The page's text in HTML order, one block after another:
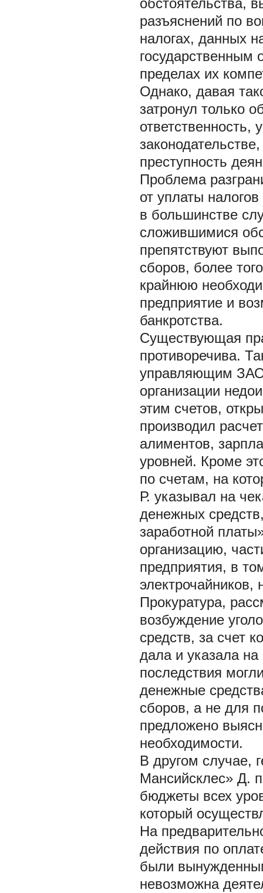
обстоятельства,
разъяснений по
налогах, данных
государственным
пределах их
Однако, давая
затронул только
ответственность,
преступность
Проблема
от уплаты
в большинстве
сложившимися
препятствуют
сборов, более
крайнюю
предприятие и
банкротства.
Существующая
противоречива.
управляющим
организации
этим счетов,
производил
алиментов,
уровней. Кроме
по счетам, на
Р. указывал на
денежных
заработной
организацию,
предприятия, в
электрочайников,
Прокуратура,
возбуждение
средств, за счет
дала и указала на
последствия
денежные
сборов, а не для
предложено
необходимости.
В другом случае,
Мансийсклес» Д.
бюджеты всех
который
На
действия по
были
невозможна